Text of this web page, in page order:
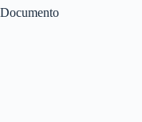
Documento